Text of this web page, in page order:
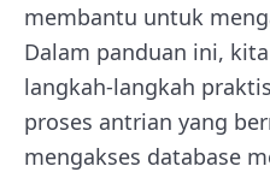
membantu untuk
Dalam panduan ini,
langkah-langkah
proses antrian yang
mengakses database